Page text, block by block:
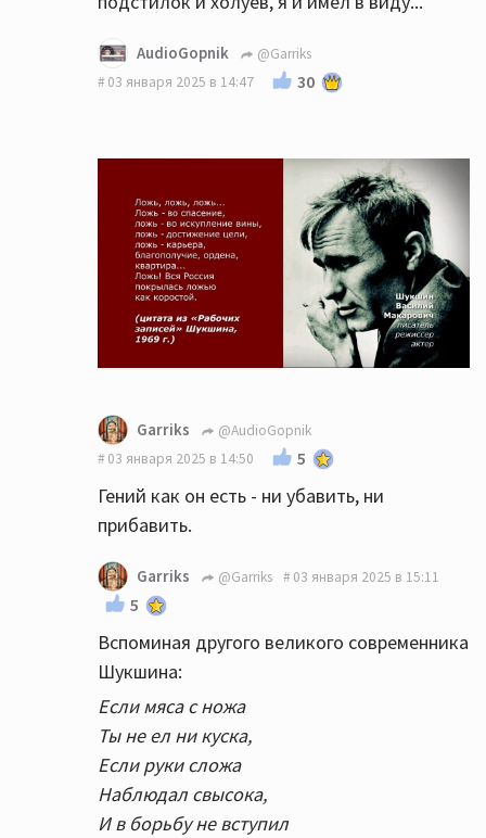
AudioGopnik
@Garriks
03 января 2025 в 14:47
30
Garriks
@AudioGopnik
03 января 2025 в 14:50
5
Гений как он есть - ни убавить, ни
прибавить.
Garriks @Garriks 03 января 2025 в 15:11
5
Вспоминая другого великого современника
Шукшина:
Если мяса с ножа
Ты не ел ни куска,
Если руки сложа
Наблюдал свысока,
И в борьбу не вступил